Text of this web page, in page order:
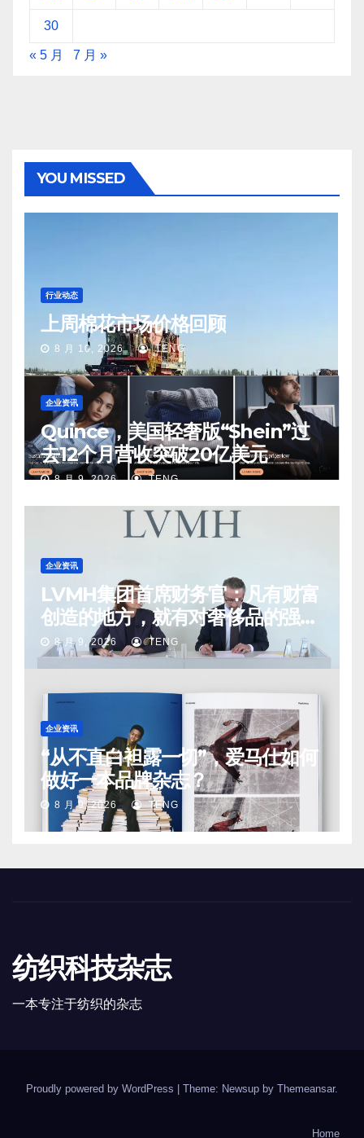
30
« 5 月 7 月 »
YOU MISSED
行业动态
上周棉花市场价格回顾
8 月 10, 2026 TENG
企业资讯
Quince，美国轻奢版“Shein”过
去12个月营收突破20亿美元
8 月 9, 2026 TENG
企业资讯
LVMH集团首席财务官：凡有财富
创造的地方，就有对奢侈品的强烈
需求
8 月 9, 2026 TENG
企业资讯
“从不直白袒露一切”，爱马仕如何
做好一本品牌杂志？
8 月 9, 2026 TENG
纺织科技杂志
一本专注于纺织的杂志
Proudly powered by WordPress Theme: Newsup by Themeansar.
Home